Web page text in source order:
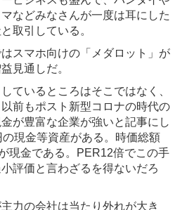
などみなさんが一度は耳にした
取引している。
スマホ向けの「メダロット」が
見通しだ。
ているところはそこではなく、
前もポスト新型コロナの時代の
が豊富な企業が強いと記事にし
現金等資産がある。時価総額
現金である。PER12倍でこの手
評価と言わざるを得ないだろ
力の会社は当たり外れが大き